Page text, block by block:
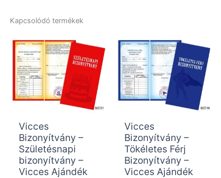
Kapcsolódó termékek
Vicces
Bizonyítvány –
Születésnapi
bizonyítvány –
Vicces Ajándék
Vicces
Bizonyítvány –
Tökéletes Férj
Bizonyítvány –
Vicces Ajándék